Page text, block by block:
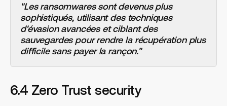
"Les ransomwares sont devenus plus
sophistiqués, utilisant des techniques
d'évasion avancées et ciblant des
sauvegardes pour rendre la récupération plus
difficile sans payer la rançon."
6.4 Zero Trust security